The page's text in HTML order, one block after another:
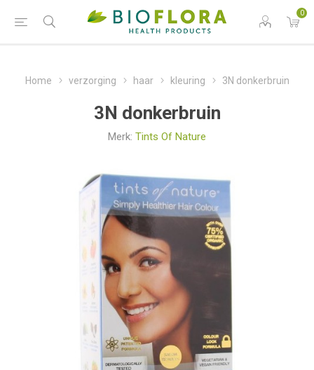
0
Home verzorging haar kleuring 3N donkerbruin
3N donkerbruin
Merk: Tints Of Nature